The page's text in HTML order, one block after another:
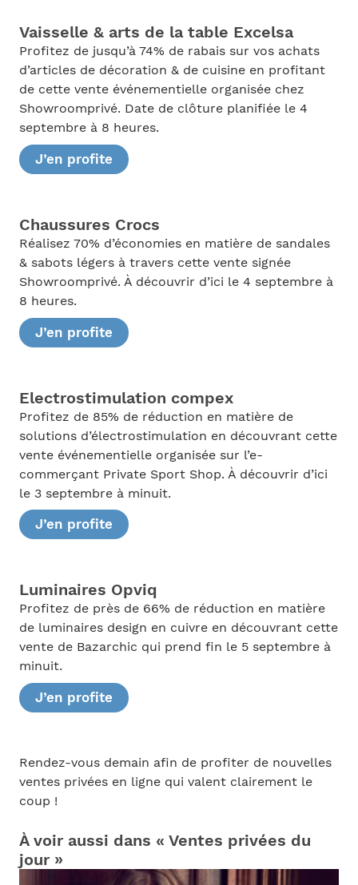
Vaisselle & arts de la table Excelsa
Profitez de jusqu’à 74% de rabais sur vos achats
d’articles de décoration & de cuisine en profitant
de cette vente événementielle organisée chez
Showroomprivé. Date de clôture planifiée le 4
septembre à 8 heures.
J’en profite
Chaussures Crocs
Réalisez 70% d’économies en matière de sandales
& sabots légers à travers cette vente signée
Showroomprivé. À découvrir d’ici le 4 septembre à
8 heures.
J’en profite
Electrostimulation compex
Profitez de 85% de réduction en matière de
solutions d’électrostimulation en découvrant cette
vente événementielle organisée sur l’e-
commerçant Private Sport Shop. À découvrir d’ici
le 3 septembre à minuit.
J’en profite
Luminaires Opviq
Profitez de près de 66% de réduction en matière
de luminaires design en cuivre en découvrant cette
vente de Bazarchic qui prend fin le 5 septembre à
minuit.
J’en profite
Rendez-vous demain afin de profiter de nouvelles
ventes privées en ligne qui valent clairement le
coup !
À voir aussi dans « Ventes privées du
jour »